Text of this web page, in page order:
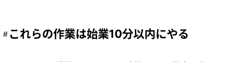
これらの作業は始業10分以内にやる